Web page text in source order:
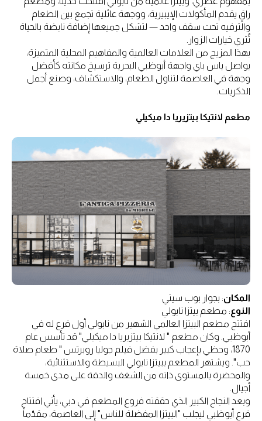
راقٍ يقدم المأكولات الإيبيرية، ووجهة عائلية تجمع بين الطعام
والترفيه تحت سقف واحد — لتشكل جميعها إضافة نابضة بالحياة
تُثري خيارات الزوار.
بهذا المزيج من العلامات العالمية والمفاهيم المحلية المتميزة،
يواصل ياس باي واجهة أبوظبي البحرية ترسيخ مكانته كأفضل
وجهة في العاصمة لتناول الطعام، والاستكشاف، وصنع أجمل
الذكريات.
مطعم لانتيكا بيتزيريا دا ميكيلي
المكان: بجوار بوب سيتي
النوع: مطعم بيتزا نابولي
افتتح مطعم البيتزا العالمي الشهير من نابولي أول فرع له في
أبوظبي. وكان مطعم " لانتيكا بيتزيريا دا ميكيلي" قد تأسس عام
1870، وحظي بإعجاب كبير بفضل فيلم جوليا روبرتس " طعام صلاة
حب". ويشتهر المطعم ببيتزا نابولي البسيطة والاستثنائية،
والمحضرة بالمستوى ذاته من الشغف والدقة على مدى خمسة
أجيال.
وبعد النجاح الكبير الذي حققته فروع المطعم في دبي، يأتي افتتاح
فرع أبوظبي ليجلب "البيتزا المفضلة للناس" إلى العاصمة، مقدّماً